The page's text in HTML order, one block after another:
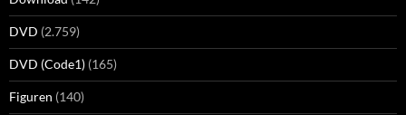
DVD (2.759)
DVD (Code1) (165)
Figuren (140)